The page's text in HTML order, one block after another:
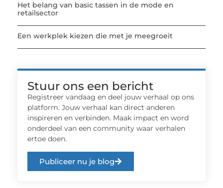
Het belang van basic tassen in de mode en
retailsector
Een werkplek kiezen die met je meegroeit
Stuur ons een bericht
Registreer vandaag en deel jouw verhaal op ons
platform. Jouw verhaal kan direct anderen
inspireren en verbinden. Maak impact en word
onderdeel van een community waar verhalen
ertoe doen.
Publiceer nu je blog